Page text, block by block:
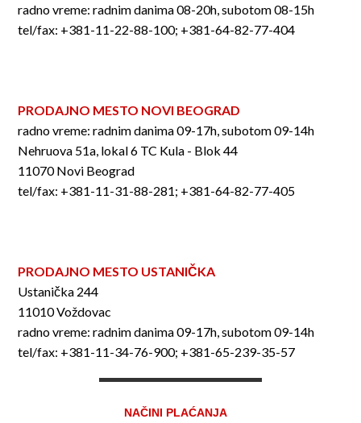
radno vreme: radnim danima 08-20h, subotom 08-15h
tel/fax: +381-11-22-88-100; +381-64-82-77-404
PRODAJNO MESTO NOVI BEOGRAD
radno vreme: radnim danima 09-17h, subotom 09-14h
Nehruova 51a, lokal 6 TC Kula - Blok 44
11070 Novi Beograd
tel/fax: +381-11-31-88-281; +381-64-82-77-405
PRODAJNO MESTO USTANIČKA
Ustanička 244
11010 Voždovac
radno vreme: radnim danima 09-17h, subotom 09-14h
tel/fax: +381-11-34-76-900; +381-65-239-35-57
NAČINI PLAĆANJA